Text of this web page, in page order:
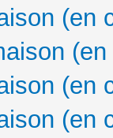
(en
(en
(en